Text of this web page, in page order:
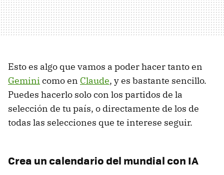
Esto es algo que vamos a poder hacer tanto en
Gemini como en Claude, y es bastante sencillo.
Puedes hacerlo solo con los partidos de la
selección de tu país, o directamente de los de
todas las selecciones que te interese seguir.
Crea un calendario del mundial con IA